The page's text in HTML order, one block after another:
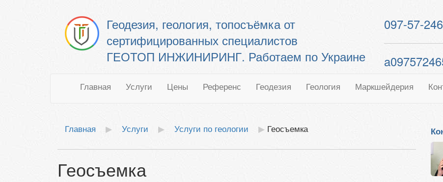
Геодезия, геология, топосъёмка от
сертифицированных специалистов
ГЕОТОП ИНЖИНИРИНГ. Работаем по Украине
097-57-
Главная Услуги Цены Референс Геодезия Геология Маркшейдерия
Главная Услуги Услуги по геологии Геосъемка
Геосъемка